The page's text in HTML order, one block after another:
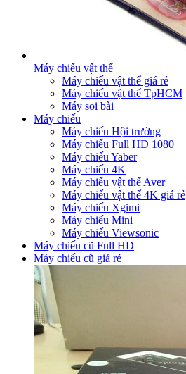
Máy chiếu vật thể
Máy chiếu vật thể giá rẻ
Máy chiếu vật thể TpHCM
Máy soi bài
Máy chiếu
Máy chiếu Hội trường
Máy chiếu Full HD 1080
Máy chiếu Yaber
Máy chiếu 4K
Máy chiếu vật thể Aver
Máy chiếu vật thể 4K giá rẻ
Máy chiếu Xgimi
Máy chiếu Mini
Máy chiếu Viewsonic
Máy chiếu cũ Full HD
Máy chiếu cũ giá rẻ